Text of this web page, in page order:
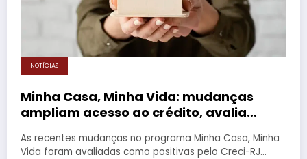
NOTÍCIAS
Minha Casa, Minha Vida: mudanças
ampliam acesso ao crédito, avalia
As recentes mudanças no programa Minha Casa, Minha
Vida foram avaliadas como positivas pelo Creci-RJ…